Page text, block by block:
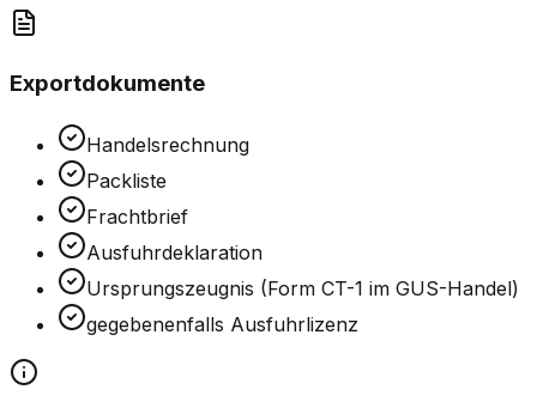
Exportdokumente
Handelsrechnung
Packliste
Frachtbrief
Ausfuhrdeklaration
Ursprungszeugnis (Form CT-1 im GUS-Handel)
gegebenenfalls Ausfuhrlizenz